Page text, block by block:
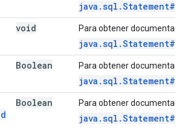
void Para obtener
Boolean Para obtener
Boolean Para obtener